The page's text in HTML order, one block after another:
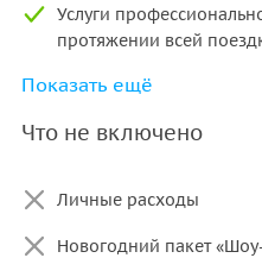
Услуги
протяжении всей
Трассовая экскурсия
Обзорные экскурсии в
Показать ещё
Что не включено
Личные расходы
Новогодний пакет